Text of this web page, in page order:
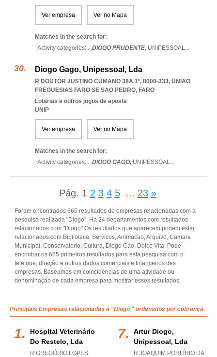
Ver empresa Ver no Mapa
Matches in the search for:
Activity categories: ...DIOGO PRUDENTE, UNIPESSOAL...
Diogo Gago, Unipessoal, Lda
R DOUTOR JUSTINO CÚMANO 38A 1º, 8000-333, UNIAO
FREGUESIAS FARO SE SAO PEDRO, FARO
Lotarias e outros jogos de aposta
UNIP
Ver empresa Ver no Mapa
Matches in the search for:
Activity categories: ...DIOGO GAGO, UNIPESSOAL...
Pág. 1 2 3 4 5 ... 23 »
Foram encontrados 665 resultados de empresas relacionadas com a
pesquisa realizada "Diogo". Há 24 departamentos com resultados
relacionados com "Diogo".Os resultados que aparecem podem estar
relacionados com Biblioteca, Servicos, Animacao, Arquivo, Camara
Municipal, Conservatorio, Cultura, Diogo Cao, Dolce Vita. Pode
encontrar os 665 primeiros resultados para esta pesquisa com o
telefone, direção e outros dados comerciais e financeiros das
empresas. Baseamos em coincidências de uma atividade ou
denominação de cada empresa para mostrar esses resultados.
Principais Empresas relacionadas a "Diogo " ordenados por cobrança
Hospital Veterinário
Do Restelo, Lda
R GREGÓRIO LOPES
Artur Diogo,
Unipessoal, Lda
R JOAQUIM PORFÍRIO DA